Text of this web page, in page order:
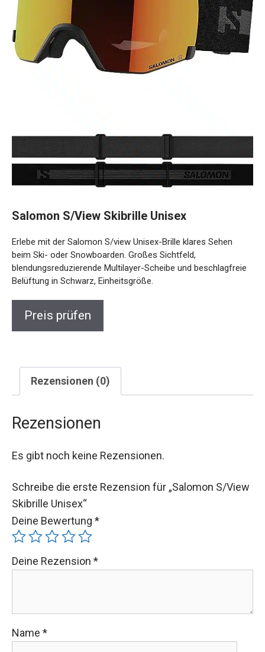
Salomon S/View Skibrille Unisex
Erlebe mit der Salomon S/view Unisex-Brille klares Sehen
beim Ski- oder Snowboarden. Großes Sichtfeld,
blendungsreduzierende Multilayer-Scheibe und beschlagfreie
Belüftung in Schwarz, Einheitsgröße.
Preis prüfen
Rezensionen (0)
Rezensionen
Es gibt noch keine Rezensionen.
Schreibe die erste Rezension für „Salomon S/View
Skibrille Unisex“
Deine Bewertung *
Deine Rezension *
Name *